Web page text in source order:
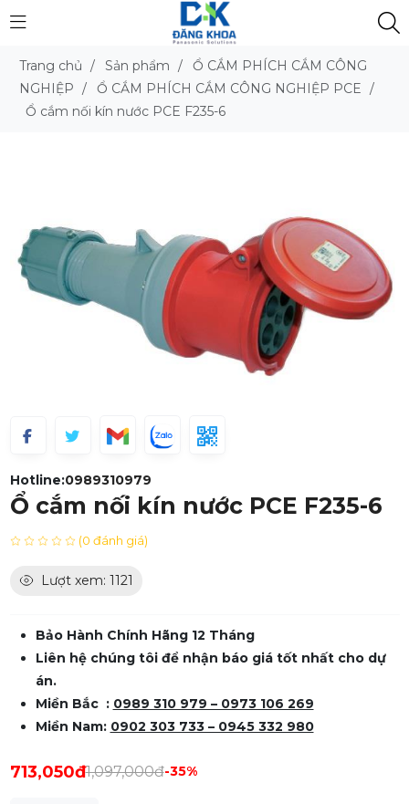
Trang chủ / Sản phẩm /
Ổ CẮM PHÍCH CẮM CÔNG
NGHIỆP / Ổ CẮM PHÍCH CẮM CÔNG NGHIỆP PCE /
Ổ cắm nối kín nước PCE F235-6
Hotline:0989310979
Ổ cắm nối kín nước PCE F235-6
(0 đánh giá)
Lượt xem: 1121
Bảo Hành Chính Hãng 12 Tháng
Liên hệ chúng tôi để nhận báo giá tốt nhất cho dự
án.
Miền Bắc : 0989 310 979 – 0973 106 269
Miền Nam: 0902 303 733 – 0945 332 980
713,050đ1,097,000đ-35%